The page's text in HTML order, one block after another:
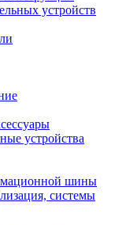
устройств
устройства
шины
системы